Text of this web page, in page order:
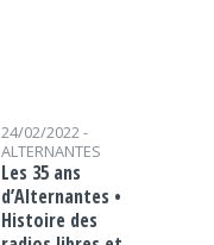
24/02/2022 -
ALTERNANTES
Les 35 ans
d’Alternantes •
Histoire des